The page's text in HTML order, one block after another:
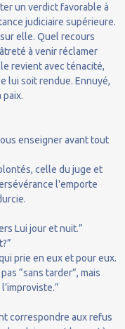
un verdict favorable à
judiciaire supérieure.
elle. Quel recours
à venir réclamer
revient avec ténacité,
lui soit rendue. Ennuyé,
paix.
enseigner avant tout
celle du juge et
l'emporte
Lui jour et nuit.”
prie en eux et pour eux.
“sans tarder”, mais
correspondre aux refus